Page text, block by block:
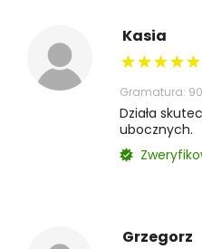
Kasia
Gramatura:
Działa
ubocznych.
Grzegorz